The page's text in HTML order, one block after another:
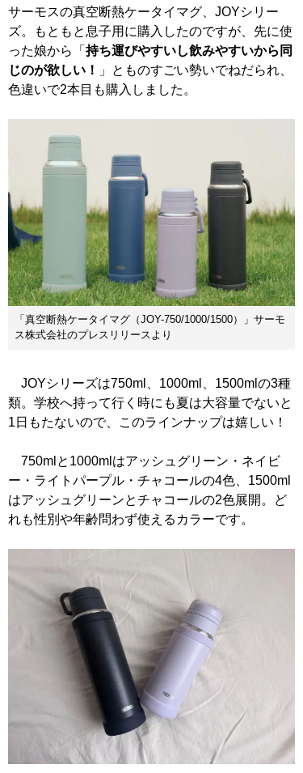
サーモスの真空断熱ケータイマグ、JOYシリー
ズ。もともと息子用に購入したのですが、先に使
った娘から「 持ち運びやすいし飲みやすいから同
じのが欲しい！
」とものすごい勢いでねだられ、
色違いで2本目も購入しました。
「真空断熱ケータイマグ（JOY-750/1000/1500）」サーモ
ス株式会社のプレスリリースより
JOYシリーズは750ml、1000ml、1500mlの3種
類。学校へ持って行く時にも夏は大容量でないと
1日もたないので、このラインナップは嬉しい！
750mlと1000mlはアッシュグリーン・ネイビ
ー・ライトパープル・チャコールの4色、1500ml
はアッシュグリーンとチャコールの2色展開。ど
れも性別や年齢問わず使えるカラーです。